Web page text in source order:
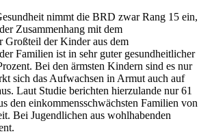
nimmt die BRD zwar Rang 15 ein,
Zusammenhang mit dem
Großteil der Kinder aus dem
Familien ist in sehr guter gesundheitlicher
Bei den ärmsten Kindern sind es nur
sich das Aufwachsen in Armut auch auf
Laut Studie berichten hierzulande nur 61
den einkommensschwächsten Familien von
Bei Jugendlichen aus wohlhabenden